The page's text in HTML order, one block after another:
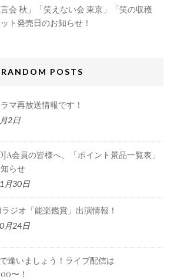
言会 秋」「笑えない会 東京」「笑の収穫
ト発売日のお知らせ！
RANDOM POSTS
マ再放送情報です！
2日
会員の皆様へ、「ポイント景品一覧表」
らせ
月30日
ジオ「能楽鑑賞」出演情報！
月24日
逢いましょう！ライブ配信は
〜！